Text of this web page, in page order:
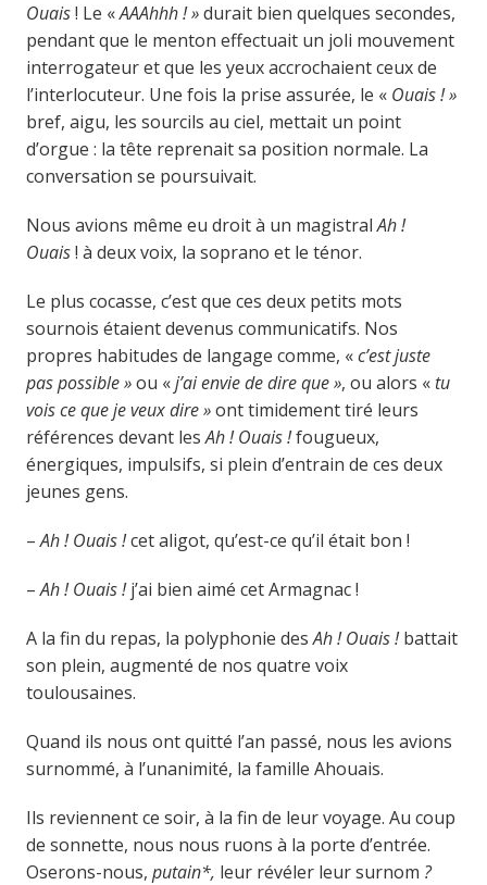
Ouais! Le «AAAhhh ! »durait bien quelques secondes,
pendant que le menton effectuait un joli mouvement
interrogateur et que les yeux accrochaient ceux de
l’interlocuteur. Une fois la prise assurée, le « Ouais ! »
bref, aigu, les sourcils au ciel, mettait un point
d’orgue : la tête reprenait sa position normale. La
conversation se poursuivait.
Nous avions même eu droit à un magistralAh !
Ouais! à deux voix, la soprano et le ténor.
Le plus cocasse, c’est que ces deux petits mots
sournois étaient devenus communicatifs. Nos
propres habitudes de langage comme, «c’est juste
pas possible »ou «j’ai envie de dire que », ou alors « tu
vois ce que je veux dire »ont timidement tiré leurs
références devant lesAh ! Ouais !fougueux,
énergiques, impulsifs, si plein d’entrain de ces deux
jeunes gens.
–Ah ! Ouais !cet aligot, qu’est-ce qu’il était bon !
–Ah ! Ouais !j’ai bien aimé cet Armagnac !
A la fin du repas, la polyphonie desAh ! Ouais !battait
son plein, augmenté de nos quatre voix
toulousaines.
Quand ils nous ont quitté l’an passé, nous les avions
surnommé, à l’unanimité, la famille Ahouais.
Ils reviennent ce soir, à la fin de leur voyage. Au coup
de sonnette, nous nous ruons à la porte d’entrée.
Oserons-nous, putain*, leur révéler leur surnom ?